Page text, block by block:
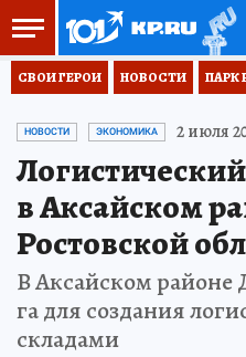
СВОИ ГЕРОИ НОВОСТИ ПАРК
НОВОСТИ ЭКОНОМИКА 2 июля
в Аксайском
Ростовской
В Аксайском районе
га для создания
складами